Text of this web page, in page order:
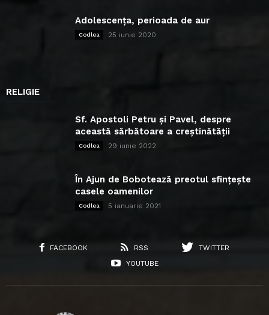
Adolescența, perioada de aur
Codlea 25 iunie 2020
RELIGIE
Sf. Apostoli Petru și Pavel, despre
această sărbătoare a creștinătății
Codlea 29 iunie 2022
În Ajun de Bobotează preotul sfințește
casele oamenilor
Codlea 5 ianuarie 2021
FACEBOOK RSS
TWITTER
YOUTUBE